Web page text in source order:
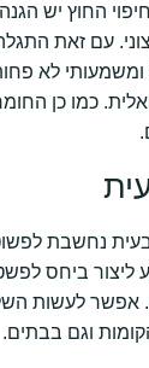
החוץ יש
עם זאת התגלה
ומשמעותי לא
כמו כן
נחשבת
ביחס
אפשר לעשות
וגם בבתים.